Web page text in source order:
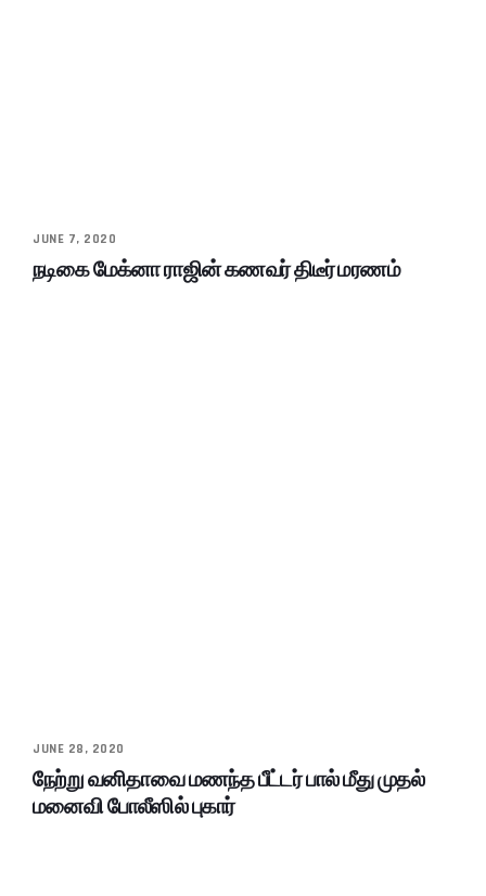
JUNE 7, 2020
நடிகை மேக்னா ராஜின் கணவர் திடீர் மரணம்
JUNE 28, 2020
நேற்று வனிதாவை மணந்த பீட்டர் பால் மீது முதல்
மனைவி போலீஸில் புகார்